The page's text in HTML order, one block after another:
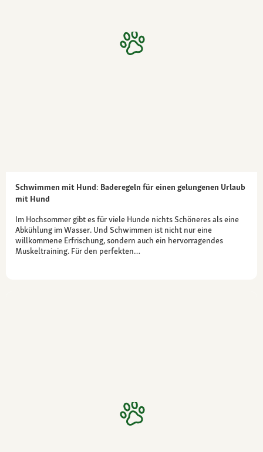
Schwimmen mit Hund: Baderegeln für einen gelungenen Urlaub
mit Hund
Im Hochsommer gibt es für viele Hunde nichts Schöneres als eine
Abkühlung im Wasser. Und Schwimmen ist nicht nur eine
willkommene Erfrischung, sondern auch ein hervorragendes
Muskeltraining. Für den perfekten…